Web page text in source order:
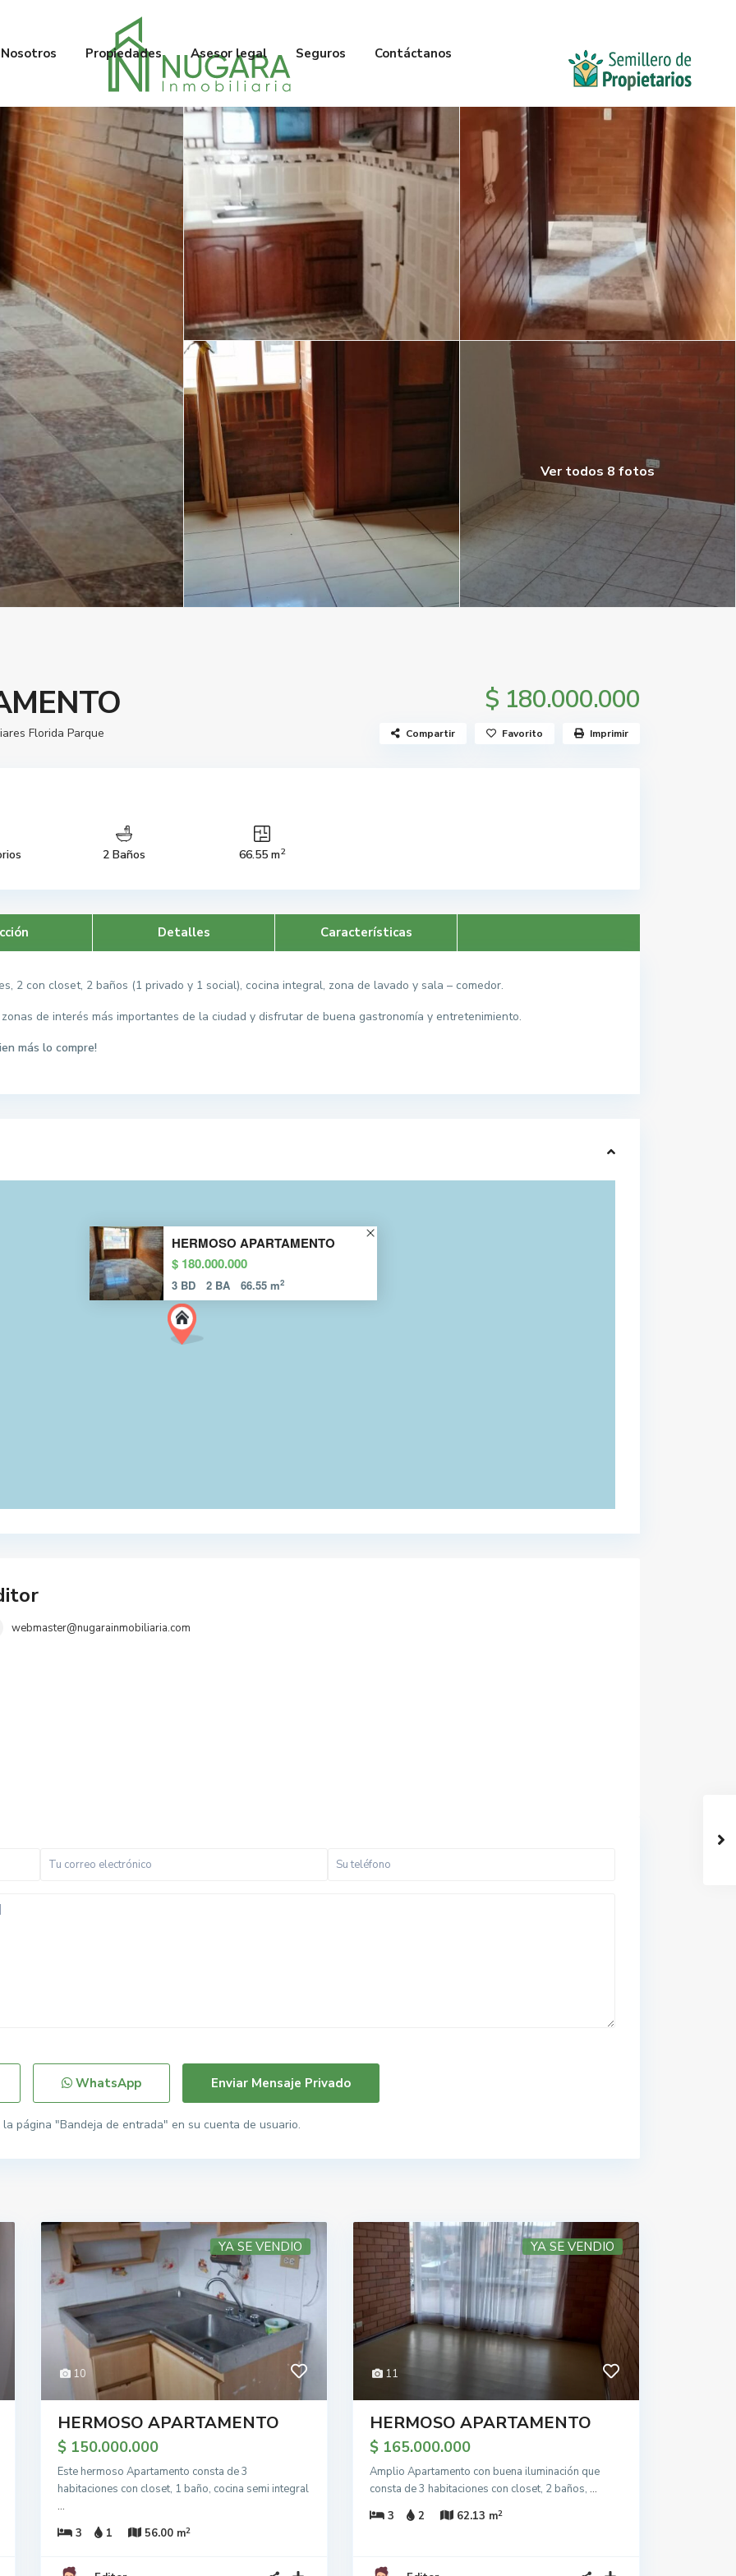
Nosotros Propiedades Asesor legal Seguros Contáctanos
Ver todos 8 fotos
$ 180.000.000
Florida Parque Compartir Favorito Imprimir
2 Baños 66.55 m2
Detalles Características
2 con closet, 2 baños (1 privado y 1 social), cocina integral, zona de lavado y sala – comedor.
de interés más importantes de la ciudad y disfrutar de buena gastronomía y entretenimiento.
más lo compre!
HERMOSO APARTAMENTO
$ 180.000.000
3 BD 2 BA 66.55 m2
webmaster@nugarainmobiliaria.com
WhatsApp
página "Bandeja de entrada" en su cuenta de usuario.
10
YA SE VENDIO
HERMOSO APARTAMENTO
$ 150.000.000
Este hermoso Apartamento consta de 3
habitaciones con closet, 1 baño, cocina semi integral
...
3
1 56.00 m2
11
YA SE VENDIO
HERMOSO APARTAMENTO
$ 165.000.000
Amplio Apartamento con buena iluminación que
consta de 3 habitaciones con closet, 2 baños, ...
3
2 62.13 m2